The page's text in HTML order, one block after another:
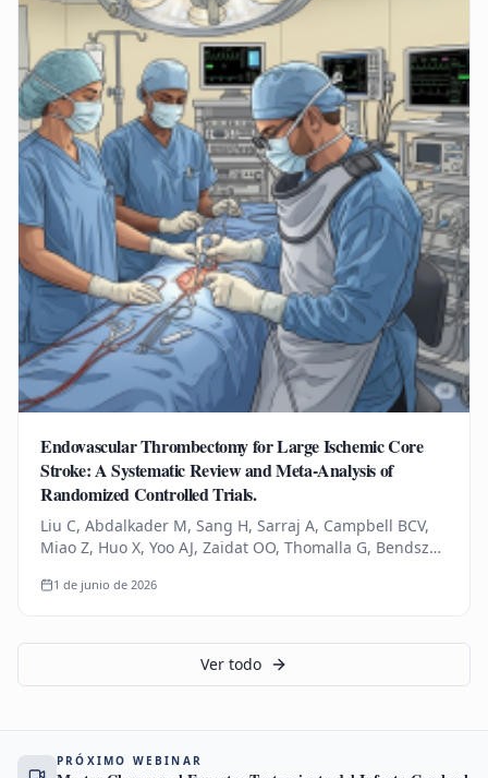
Endovascular Thrombectomy for Large Ischemic Core
Stroke: A Systematic Review and Meta-Analysis of
Randomized Controlled Trials.
Liu C, Abdalkader M, Sang H, Sarraj A, Campbell BCV,
Miao Z, Huo X, Yoo AJ, Zaidat OO, Thomalla G, Bendszus
Yaghi S, Sun D,…
1 de junio de 2026
Ver todo
PRÓXIMO WEBINAR